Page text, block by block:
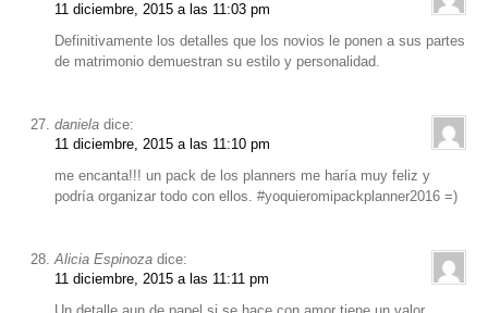
11 diciembre, 2015 a las 11:03 pm
Definitivamente los detalles que los novios le ponen a sus partes
de matrimonio demuestran su estilo y personalidad.
daniela dice:
11 diciembre, 2015 a las 11:10 pm
me encanta!!! un pack de los planners me haría muy feliz y
podría organizar todo con ellos. #yoquieromipackplanner2016 =)
Alicia Espinoza dice:
11 diciembre, 2015 a las 11:11 pm